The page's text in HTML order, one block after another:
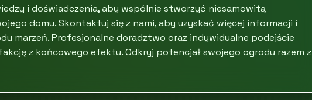
i doświadczenia, aby wspólnie stworzyć niesamowitą
domu. Skontaktuj się z nami, aby uzyskać więcej informacji i
marzeń. Profesjonalne doradztwo oraz indywidualne podejście
z końcowego efektu. Odkryj potencjał swojego ogrodu razem z